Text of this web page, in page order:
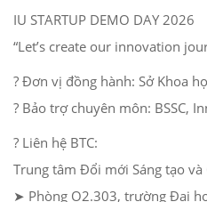
IU STARTUP DEMO DAY 2026
“Let’s create our innovation
? Đơn vị đồng hành: Sở Khoa
? Bảo trợ chuyên môn: BSSC,
? Liên hệ BTC:
Trung tâm Đổi mới Sáng tạo và
➤ Phòng O2.303, trường Đại